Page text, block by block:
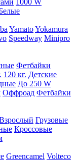
1000 W
YamatoYokamura
Speedway Minipro
Фетбайки
120 кг. Детские
До 250 W
Оффроад Фетбайки
Грузовые
Кроссовые
Greencamel Volteco